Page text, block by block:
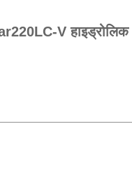
V हाइड्रोलिक